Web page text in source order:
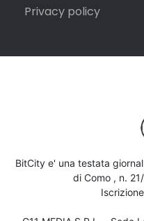
Privacy policy
BitCity e' una testata
di Como , n.